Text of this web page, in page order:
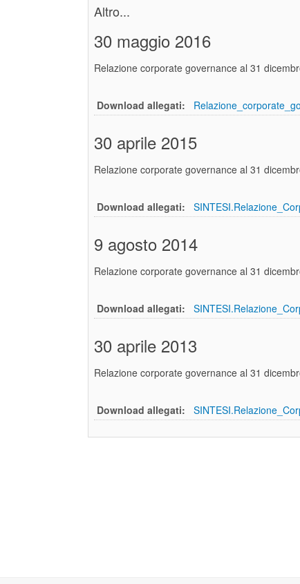
Altro...
30 maggio 2016
Relazione corporate governance al 31
Download allegati:
30 aprile 2015
Relazione corporate governance al 31
Download allegati:
9 agosto 2014
Relazione corporate governance al 31
Download allegati:
30 aprile 2013
Relazione corporate governance al 31
Download allegati: